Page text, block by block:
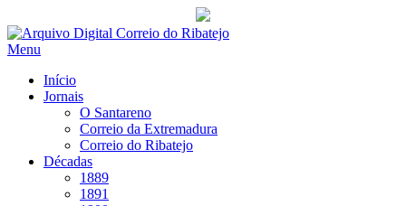
Saltar
para
Menu
Início
Jornais
O Santareno
Correio da Extremadura
Correio do Ribatejo
Décadas
1889
1891